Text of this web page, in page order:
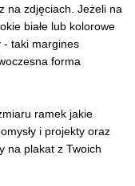
na zdjęciach. Jeżeli na
białe lub kolorowe
- taki margines
forma
ramek jakie
i projekty oraz
na plakat z Twoich